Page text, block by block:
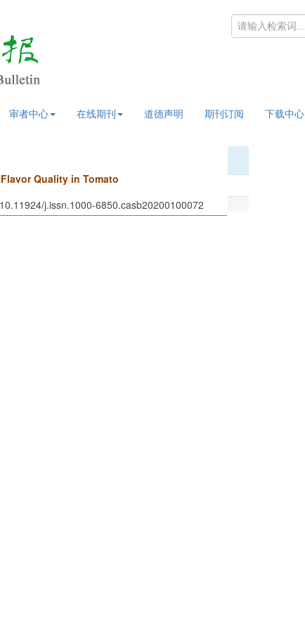
审者中心 在线期刊 道德声明 期刊订阅 下载中心
Quality in Tomato
j.issn.1000-6850.casb20200100072